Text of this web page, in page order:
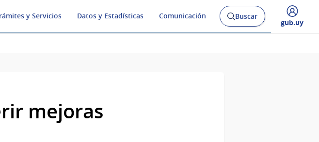
y Servicios Datos y Estadísticas Comunicación
Abrir
buscador
Buscar
Desplegar
gub.uy
mejoras